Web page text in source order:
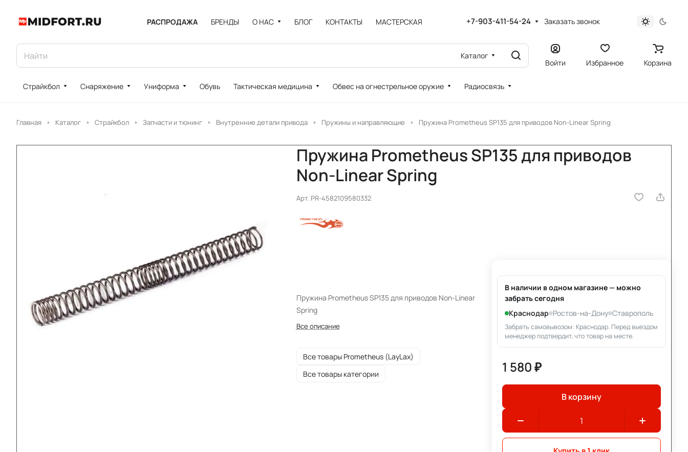
РАСПРОДАЖА БРЕНДЫ О НАС БЛОГ КОНТАКТЫ МАСТЕРСКАЯ +7-903-411-54-24 Заказать звонок
Каталог
Войти Избранное Корзина
Страйкбол Снаряжение Униформа Обувь Тактическая медицина Обвес на огнестрельное оружие Радиосвязь
Главная Каталог Страйкбол Запчасти и тюнинг Внутренние детали привода Пружины и направляющие Пружина Prometheus SP135 для приводов Non-Linear Spring
Пружина Prometheus SP135 для приводов
Non-Linear Spring
Арт. PR-4582109580332
Пружина Prometheus SP135 для приводов Non-Linear
Spring
Все описание
Все товары Prometheus (LayLax)
Все товары категории
В наличии в одном магазине — можно
забрать сегодня
Краснодар Ростов-на-Дону Ставрополь
Забрать самовывозом: Краснодар. Перед выездом
менеджер подтвердит, что товар на месте.
1 580 ₽
В корзину